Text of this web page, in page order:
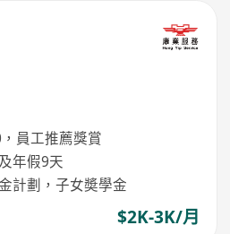
員工推薦獎賞
年假9天
計劃，子女奬學金
$2K-3K/月